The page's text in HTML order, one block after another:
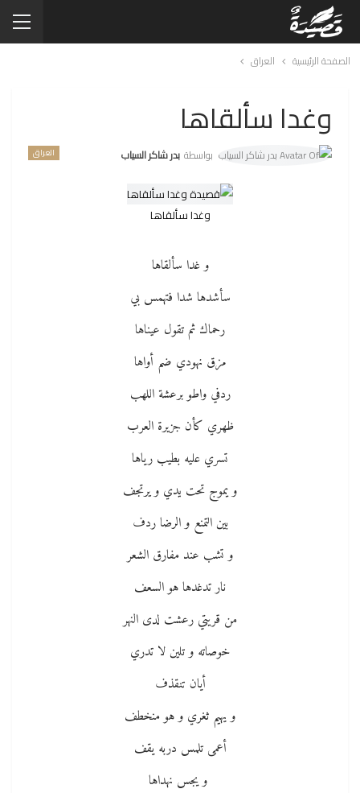
الصفحة الرئيسية العراق
وغدا سألقاها
العراق بواسطة بدر شاكر السياب
وغدا سألقاها
و غدا سألقاها
سأشدها شدا فتهمس بي
رحماك ثم تقول عيناها
مزق نهودي ضم أواها
ردفي واطو برعشة اللهب
ظهري كأن جزيرة العرب
تسري عليه بطيب رياها
و يموج تحت يدي و يرتجف
بين التمنع و الرضا ردف
و تشب عند مفارق الشعر
نار تدغدها هو السعف
من قريتي رعشت لدى النهر
خوصاته و تلين لا تدري
أيان تنقذف
و يهيم ثغري و هو منخطف
أعمى تلمس دربه يقف
و يجس نهداها